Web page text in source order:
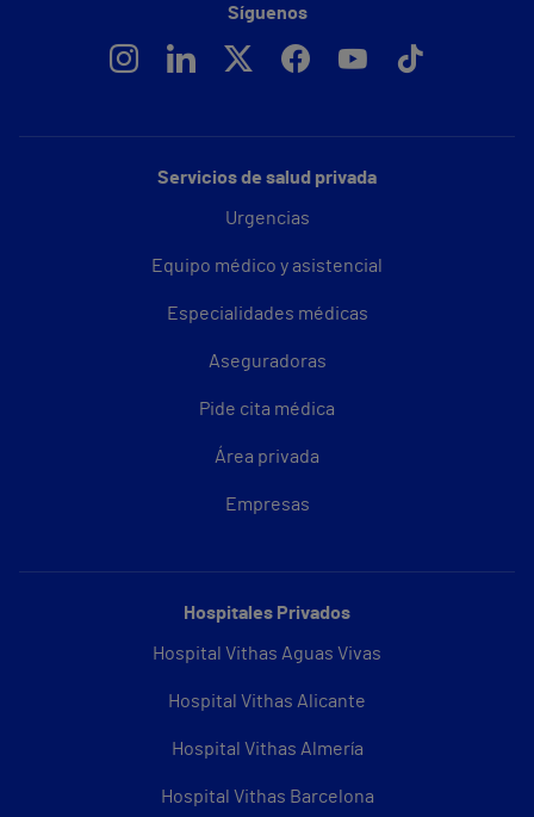
Servicios de salud privada
Urgencias
Equipo médico y asistencial
Especialidades médicas
Aseguradoras
Pide cita médica
Área privada
Empresas
Hospitales Privados
Hospital Vithas Aguas Vivas
Hospital Vithas Alicante
Hospital Vithas Almería
Hospital Vithas Barcelona
Síguenos